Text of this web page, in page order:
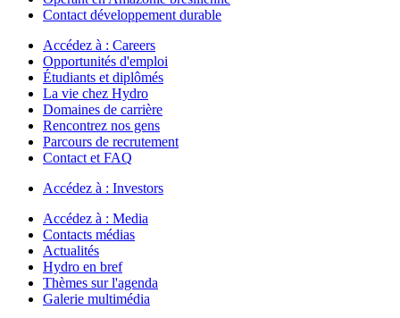
Contact développement durable
Accédez à : Careers
Opportunités d'emploi
Étudiants et diplômés
La vie chez Hydro
Domaines de carrière
Rencontrez nos gens
Parcours de recrutement
Contact et FAQ
Accédez à : Investors
Accédez à : Media
Contacts médias
Actualités
Hydro en bref
Thèmes sur l'agenda
Galerie multimédia